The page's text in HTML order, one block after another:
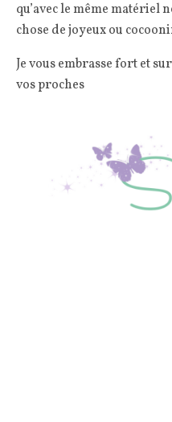
qu’avec le même matériel
chose de joyeux ou
Je vous embrasse fort et
vos proches